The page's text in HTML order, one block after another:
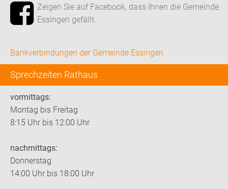
Zeigen Sie auf Facebook, dass Ihnen die Gemeinde
Essingen gefällt.
Bankverbindungen der Gemeinde Essingen
Sprechzeiten Rathaus
vormittags:
Montag bis Freitag
8:15 Uhr bis 12:00 Uhr
nachmittags:
Donnerstag
14:00 Uhr bis 18:00 Uhr